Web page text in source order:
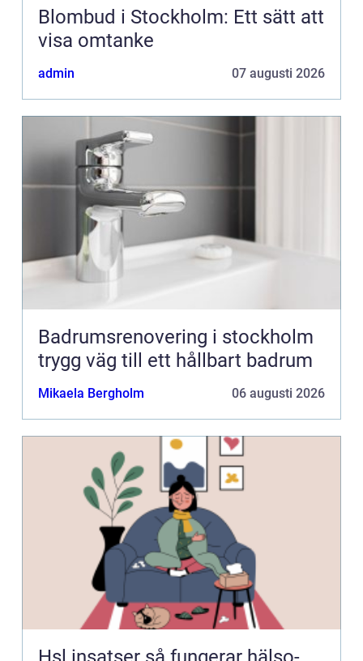
Blombud i Stockholm: Ett sätt att
visa omtanke
admin 07 augusti 2026
Badrumsrenovering i stockholm
trygg väg till ett hållbart badrum
Mikaela Bergholm 06 augusti 2026